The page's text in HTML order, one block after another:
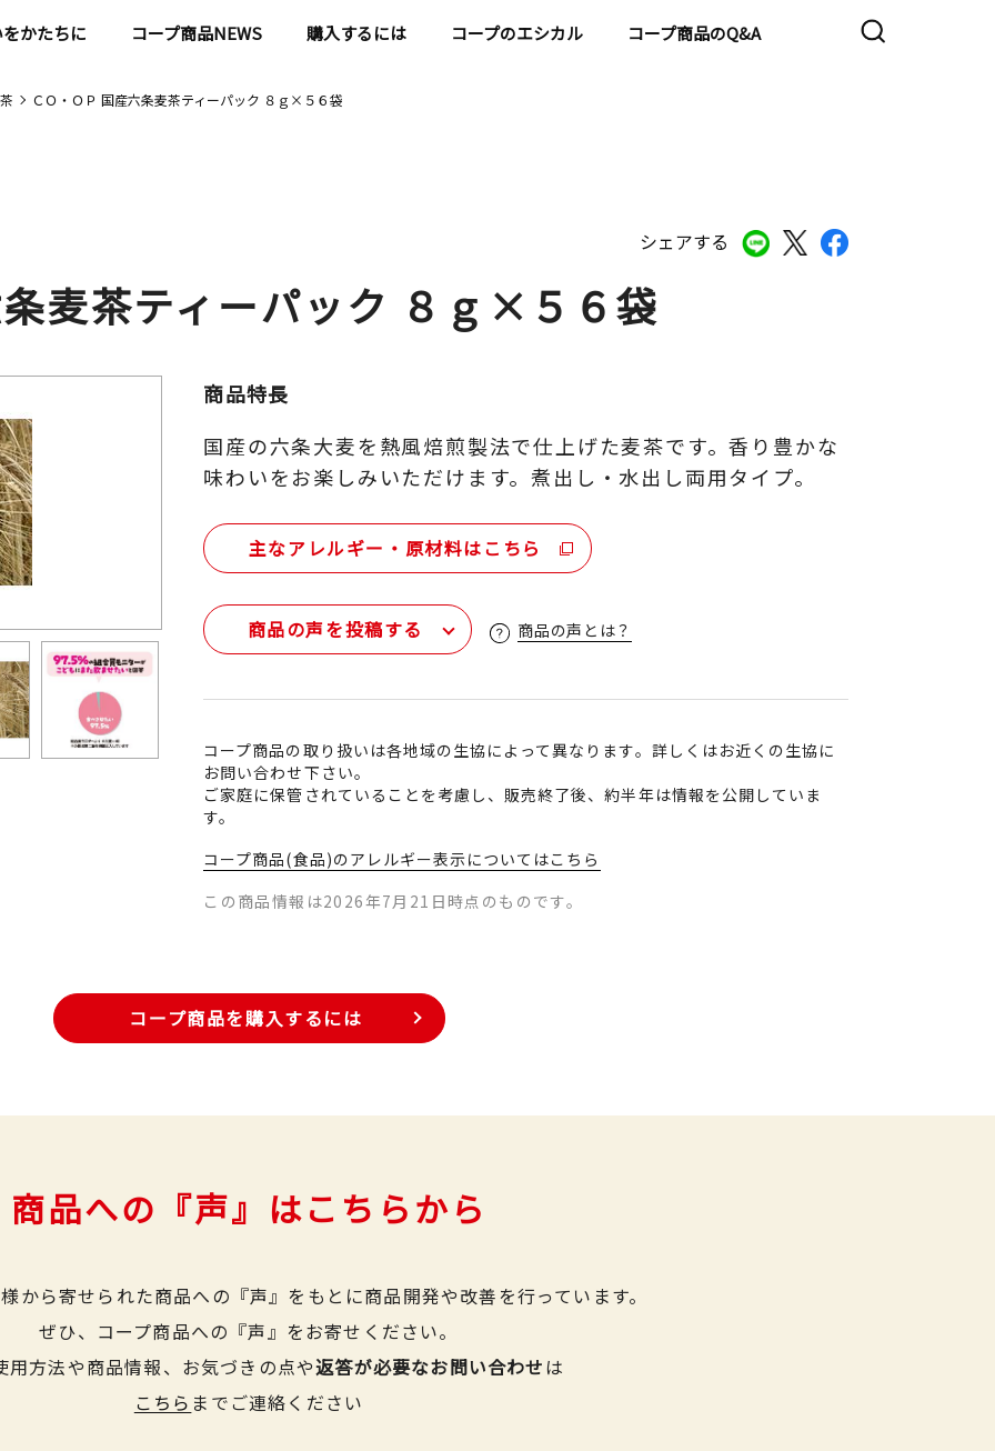
かたちに コープ商品NEWS 購入するには コープのエシカル コープ商品のQ&A
ＣＯ・ＯＰ 国産六条麦茶ティーパック ８ｇ×５６袋
シェアする
麦茶ティーパック ８ｇ×５６袋
商品特長
国産の六条大麦を熱風焙煎製法で仕上げた麦茶です。香り豊かな
味わいをお楽しみいただけます。煮出し・水出し両用タイプ。
主なアレルギー・原材料はこちら
商品の声を投稿する 商品の声とは？
コープ商品の取り扱いは各地域の生協によって異なります。詳しくはお近くの生協に
お問い合わせ下さい。
ご家庭に保管されていることを考慮し、販売終了後、約半年は情報を公開していま
す。
コープ商品(食品)のアレルギー表示についてはこちら
この商品情報は2026年7月21日時点のものです。
コープ商品を購入するには
商品への『声』はこちらから
から寄せられた商品への『声』をもとに商品開発や改善を行っています。
ぜひ、コープ商品への『声』をお寄せください。
用方法や商品情報、お気づきの点や返答が必要なお問い合わせは
こちら までご連絡ください